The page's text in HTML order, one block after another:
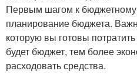
Первым шагом к бюджетному
планирование бюджета.
которую вы готовы
будет бюджет, тем более
расходовать средства.